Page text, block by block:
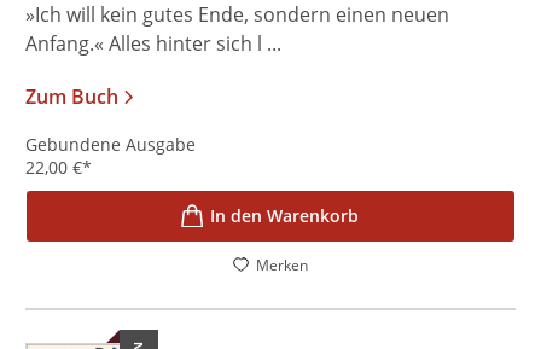
»Ich will kein gutes Ende, sondern einen neuen
Anfang.« Alles hinter sich l ...
Zum Buch
Gebundene Ausgabe
22,00 €*
In den Warenkorb
Merken